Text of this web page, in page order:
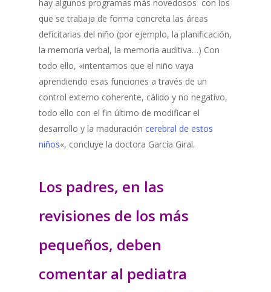
hay algunos programas más novedosos con los
que se trabaja de forma concreta las áreas
deficitarias del niño (por ejemplo, la planificación,
la memoria verbal, la memoria auditiva…) Con
todo ello, «intentamos que el niño vaya
aprendiendo esas funciones a través de un
control externo coherente, cálido y no negativo,
todo ello con el fin último de modificar el
desarrollo y la maduración cerebral de estos
niños«, concluye la doctora García Giral.
Los padres, en las
revisiones de los más
pequeños, deben
comentar al pediatra